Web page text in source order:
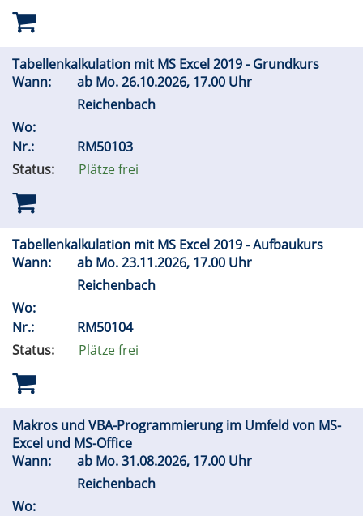
Tabellenkalkulation mit MS Excel 2019 - Grundkurs
Wann:
ab Mo.26.10.2026, 17.00 Uhr
Reichenbach
Wo:
Nr.:
RM50103
Status:
Plätze frei
Tabellenkalkulation mit MS Excel 2019 - Aufbaukurs
Wann:
ab Mo.23.11.2026, 17.00 Uhr
Reichenbach
Wo:
Nr.:
RM50104
Status:
Plätze frei
Makros und VBA-Programmierung im Umfeld von MS-
Excel und MS-Office
Wann:
ab Mo.31.08.2026, 17.00 Uhr
Reichenbach
Wo: